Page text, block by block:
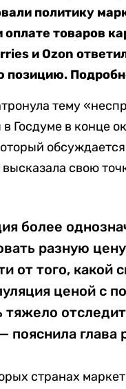
политику
товаров
и Ozon
позицию.
тему
Госдуме в конце
свою
более
разную
от того, какой
ценой с
тяжело
пояснила глава
странах